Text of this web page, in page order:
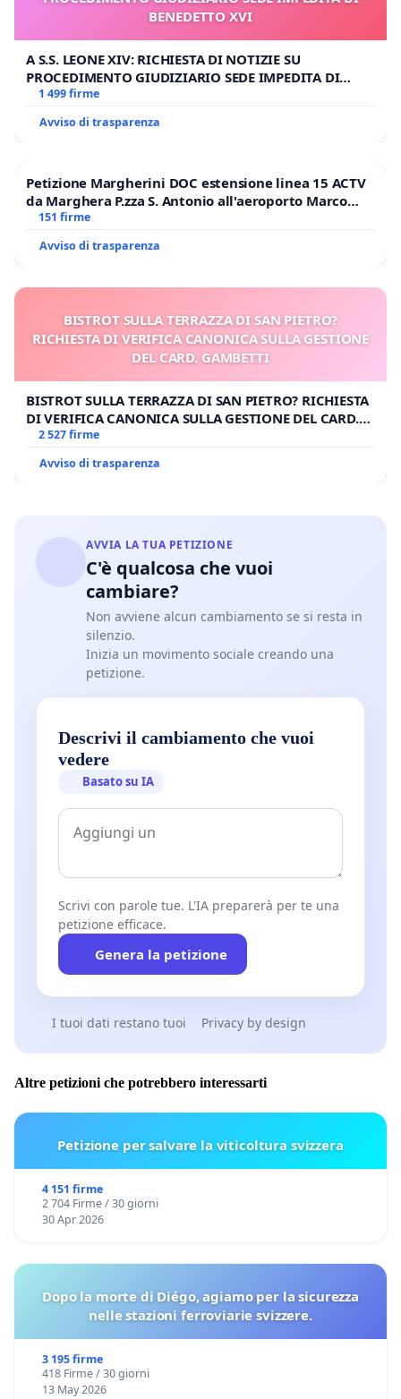
BENEDETTO XVI
A S.S. LEONE XIV: RICHIESTA DI NOTIZIE SU
PROCEDIMENTO GIUDIZIARIO SEDE IMPEDITA DI
BENEDETTO XVI
1 499 firme
Avviso di trasparenza
Petizione Margherini DOC estensione linea 15 ACTV
da Marghera P.zza S. Antonio all'aeroporto Marco
Polo tariffa a € 1,50
151 firme
Avviso di trasparenza
BISTROT SULLA TERRAZZA DI SAN PIETRO?
RICHIESTA DI VERIFICA CANONICA SULLA GESTIONE
DEL CARD. GAMBETTI
BISTROT SULLA TERRAZZA DI SAN PIETRO? RICHIESTA
DI VERIFICA CANONICA SULLA GESTIONE DEL CARD.
GAMBETTI
2 527 firme
Avviso di trasparenza
AVVIA LA TUA PETIZIONE
C'è qualcosa che vuoi
cambiare?
Non avviene alcun cambiamento se si resta in
silenzio.
Inizia un movimento sociale creando una
petizione.
Descrivi il cambiamento che vuoi
vedere
Basato su IA
Scrivi con parole tue. L'IA preparerà per te una
petizione efficace.
Genera la petizione
I tuoi dati restano tuoi Privacy by design
Altre petizioni che potrebbero interessarti
Petizione per salvare la viticoltura svizzera
4 151 firme
2 704 Firme / 30 giorni
30 Apr 2026
Dopo la morte di Diégo, agiamo per la sicurezza
nelle stazioni ferroviarie svizzere.
3 195 firme
418 Firme / 30 giorni
13 May 2026